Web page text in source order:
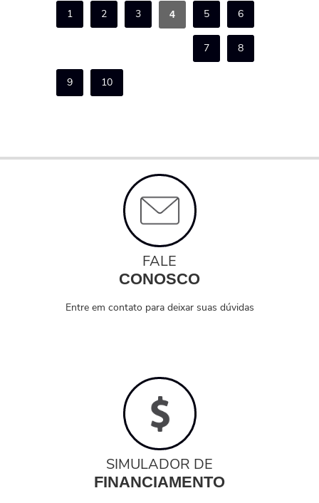
1 2 3 4 5 6
7 8
9 10
FALE
CONOSCO
Entre em contato para deixar suas dúvidas
SIMULADOR DE
FINANCIAMENTO